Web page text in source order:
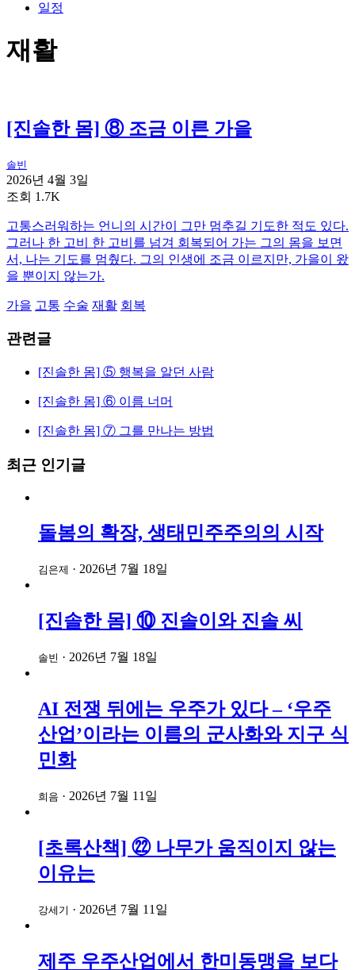
일정
재활
[진솔한 몸] ⑧ 조금 이른 가을
솔빈
2026년 4월 3일
조회 1.7K
고통스러워하는 언니의 시간이 그만 멈추길 기도한 적도 있다.
그러나 한 고비 한 고비를 넘겨 회복되어 가는 그의 몸을 보면
서, 나는 기도를 멈췄다. 그의 인생에 조금 이르지만, 가을이 왔
을 뿐이지 않는가.
가을 고통 수술 재활 회복
관련글
[진솔한 몸] ⑤ 행복을 알던 사람
[진솔한 몸] ⑥ 이름 너머
[진솔한 몸] ⑦ 그를 만나는 방법
최근 인기글
돌봄의 확장, 생태민주주의의 시작
김은제 · 2026년 7월 18일
[진솔한 몸] ⑩ 진솔이와 진솔 씨
솔빈 · 2026년 7월 18일
AI 전쟁 뒤에는 우주가 있다 – ‘우주
산업’이라는 이름의 군사화와 지구 식
민화
희음 · 2026년 7월 11일
[초록산책] ㉒ 나무가 움직이지 않는
이유는
강세기 · 2026년 7월 11일
제주 우주산업에서 한미동맹을 보다